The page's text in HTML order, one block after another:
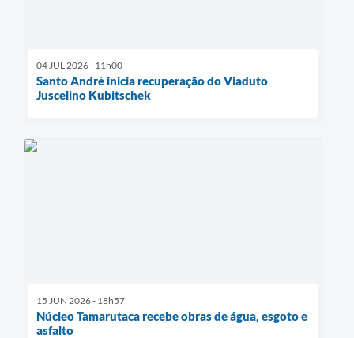
04 JUL 2026 - 11h00
Santo André inicia recuperação do Viaduto
Juscelino Kubitschek
15 JUN 2026 - 18h57
Núcleo Tamarutaca recebe obras de água, esgoto e
asfalto